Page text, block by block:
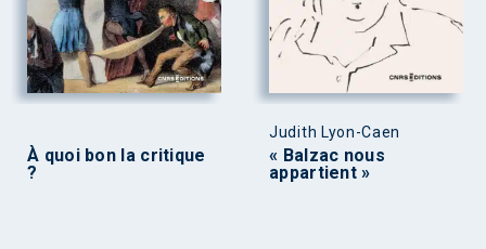
À quoi bon la critique
?
Judith Lyon-Caen
« Balzac nous
appartient »